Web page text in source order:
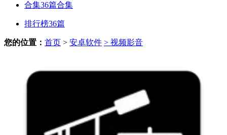
合集36篇合集
排行榜36篇
您的位置： 首页 > 安卓软件 > 视频影音